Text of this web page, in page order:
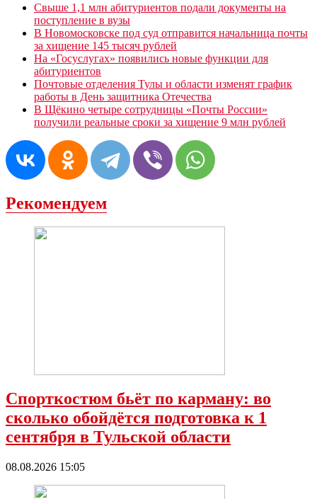
Свыше 1,1 млн абитуриентов подали документы на
поступление в вузы
В Новомосковске под суд отправится начальница почты
за хищение 145 тысяч рублей
На «Госуслугах» появились новые функции для
абитуриентов
Почтовые отделения Тулы и области изменят график
работы в День защитника Отечества
В Щёкино четыре сотрудницы «Почты России»
получили реальные сроки за хищение 9 млн рублей
Рекомендуем
Спорткостюм бьёт по карману: во
сколько обойдётся подготовка к 1
сентября в Тульской области
08.08.2026 15:05